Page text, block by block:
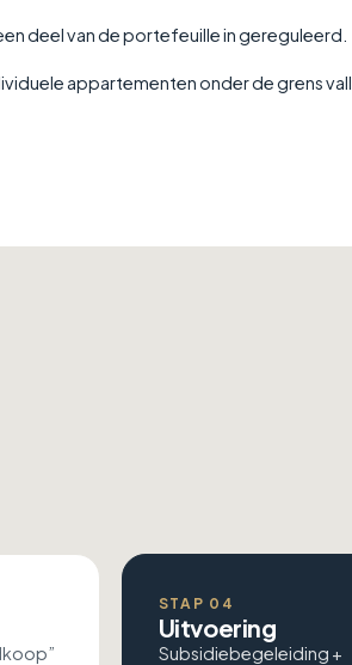
deel van de portefeuille in gereguleerd.
appartementen onder de grens
STAP 04
Uitvoering
Subsidiebegeleiding +